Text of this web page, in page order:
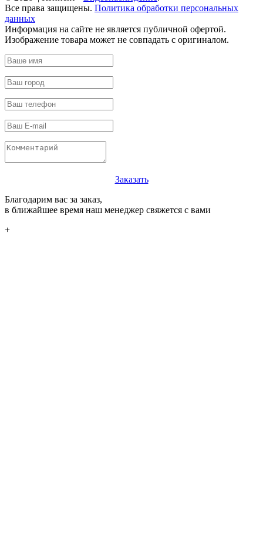
Все права защищены. Политика обработки персональных
данных
Информация на сайте не является публичной офертой.
Изображение товара может не совпадать с оригиналом.
Заказать
Благодарим вас за заказ,
в ближайшее время наш менеджер свяжется с вами
+